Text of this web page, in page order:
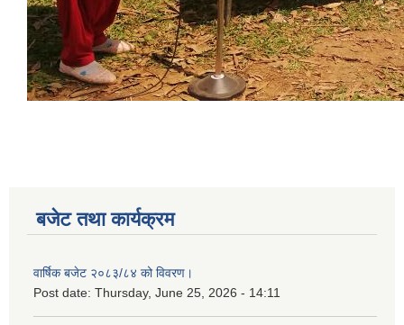
बजेट तथा कार्यक्रम
वार्षिक बजेट २०८३/८४ को विवरण।
Post date: Thursday, June 25, 2026 - 14:11